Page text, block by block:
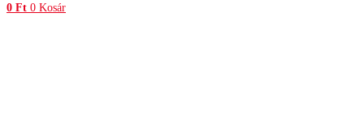
0 Ft 0 Kosár